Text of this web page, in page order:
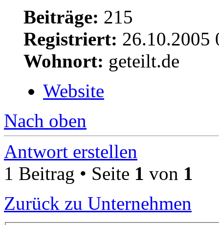
Beiträge: 215
Registriert: 26.10.2005
Wohnort: geteilt.de
Website
Nach oben
Antwort erstellen
1 Beitrag • Seite 1 von 1
Zurück zu Unternehmen